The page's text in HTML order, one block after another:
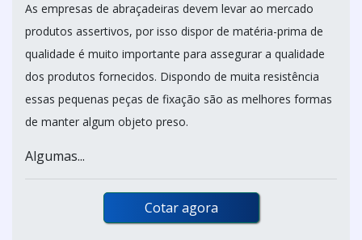
As empresas de abraçadeiras devem levar ao mercado
produtos assertivos, por isso dispor de matéria-prima de
qualidade é muito importante para assegurar a qualidade
dos produtos fornecidos. Dispondo de muita resistência
essas pequenas peças de fixação são as melhores formas
de manter algum objeto preso.
Algumas...
Cotar agora